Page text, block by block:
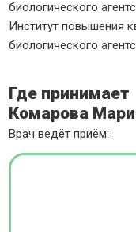
биологического
Институт повышения
биологического
Где принимает
Комарова
Врач ведёт приём: